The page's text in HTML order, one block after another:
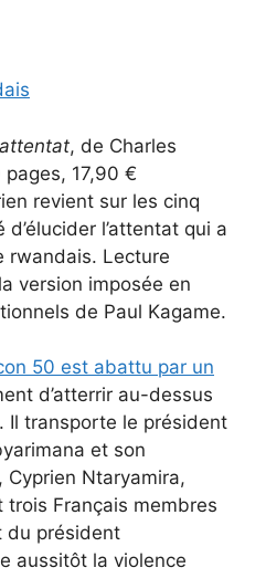
, de Charles
pages, 17,90 €
revient sur les cinq
l’attentat qui a
rwandais. Lecture
version imposée en
de Paul Kagame.
50 est abattu par un
d’atterrir au-dessus
Il transporte le président
et son
Cyprien Ntaryamira,
Français membres
du président
aussitôt la violence